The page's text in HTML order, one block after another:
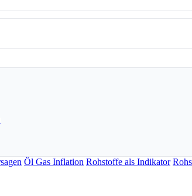
Öl Gas Inflation Rohstoffe als Indikator